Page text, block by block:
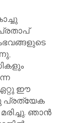
ഏറ്റു ഈ
പ്രത്യേക
ഞാൻ